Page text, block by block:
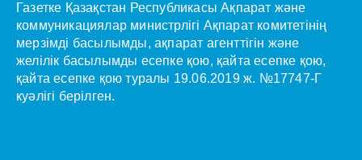
Газетке Қазақстан Республикасы Ақпарат және
коммуникациялар министрлігі Ақпарат комитетінің
мерзімді басылымды, ақпарат агенттігін және
желілік басылымды есепке қою, қайта есепке қою,
қайта есепке қою туралы 19.06.2019 ж. №17747-Г
куәлігі берілген.